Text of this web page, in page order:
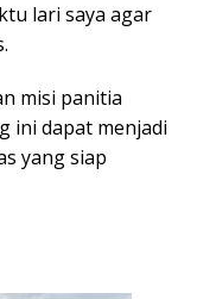
lari saya agar
misi panitia
ini dapat menjadi
yang siap